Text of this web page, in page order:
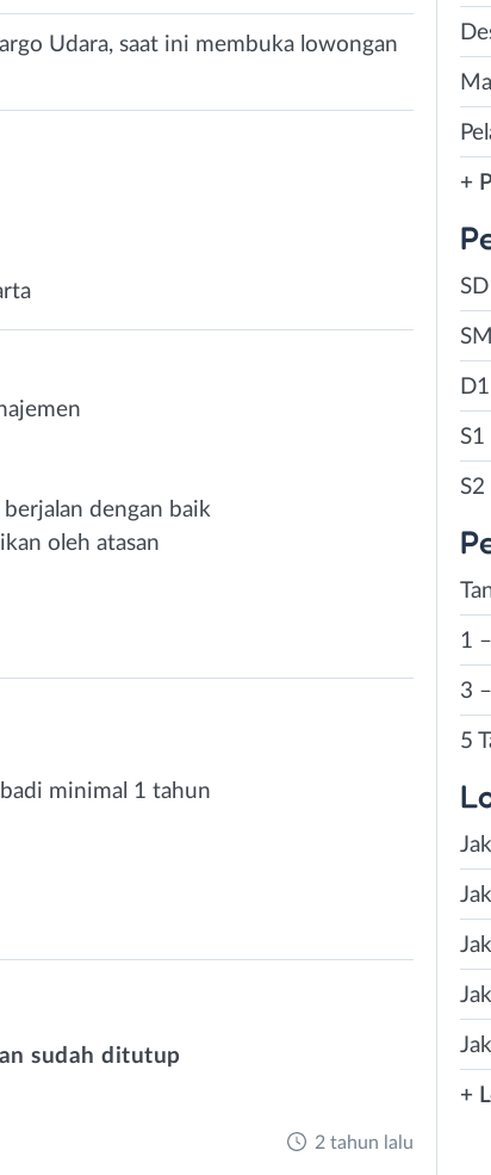
Udara, saat ini membuka lowongan
dengan baik
oleh atasan
minimal 1 tahun
sudah ditutup
2 tahun lalu
+
1
3
5
+